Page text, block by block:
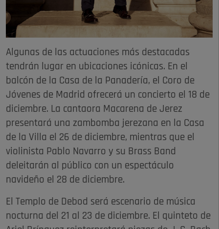
Algunas de las actuaciones más destacadas
tendrán lugar en ubicaciones icónicas. En el
balcón de la Casa de la Panadería, el Coro de
Jóvenes de Madrid ofrecerá un concierto el 18 de
diciembre. La cantaora Macarena de Jerez
presentará una zambomba jerezana en la Casa
de la Villa el 26 de diciembre, mientras que el
violinista Pablo Navarro y su Brass Band
deleitarán al público con un espectáculo
navideño el 28 de diciembre.
El Templo de Debod será escenario de música
nocturna del 21 al 23 de diciembre. El quinteto de